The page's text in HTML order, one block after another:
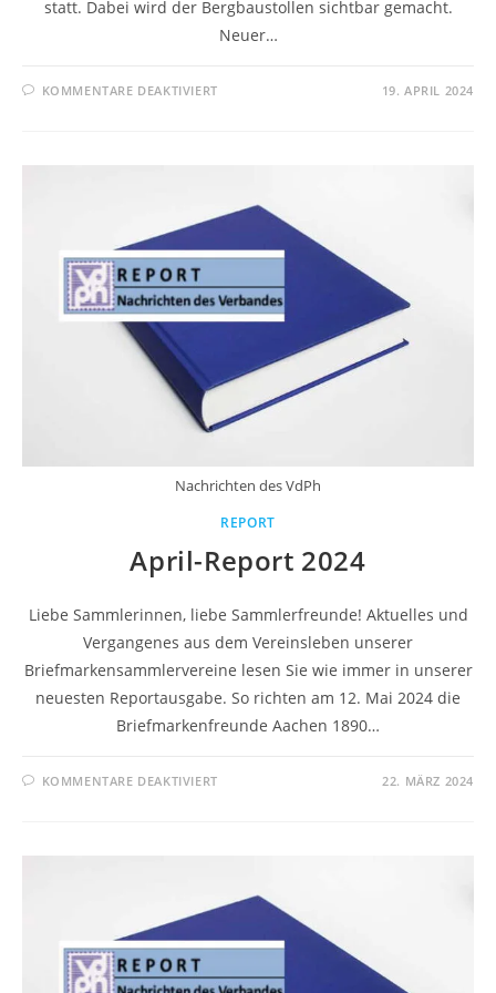
statt. Dabei wird der Bergbaustollen sichtbar gemacht.
Neuer…
KOMMENTARE DEAKTIVIERT 19. APRIL 2024
Nachrichten des VdPh
REPORT
April-Report 2024
Liebe Sammlerinnen, liebe Sammlerfreunde! Aktuelles und
Vergangenes aus dem Vereinsleben unserer
Briefmarkensammlervereine lesen Sie wie immer in unserer
neuesten Reportausgabe. So richten am 12. Mai 2024 die
Briefmarkenfreunde Aachen 1890…
KOMMENTARE DEAKTIVIERT 22. MÄRZ 2024